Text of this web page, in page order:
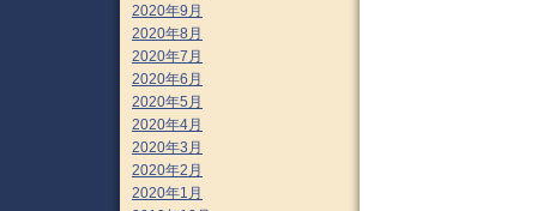
2020年9月
2020年8月
2020年7月
2020年6月
2020年5月
2020年4月
2020年3月
2020年2月
2020年1月